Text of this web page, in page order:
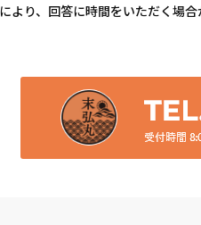
より、回答に時間をいただく場